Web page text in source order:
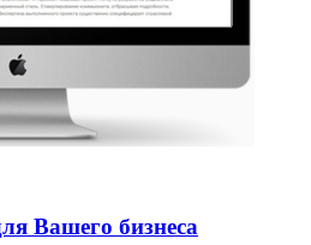
Вашего бизнеса